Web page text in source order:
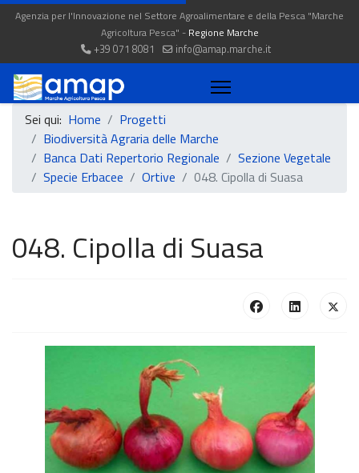
Agenzia per l'Innovazione nel Settore Agroalimentare e della Pesca "Marche
Agricoltura Pesca" - Regione Marche
+39 071 8081
info@amap.marche.it
Sei qui: Home
Progetti
Biodiversità Agraria delle Marche
Banca Dati Repertorio Regionale
Sezione Vegetale
Specie Erbacee
Ortive 048. Cipolla di Suasa
048. Cipolla di Suasa